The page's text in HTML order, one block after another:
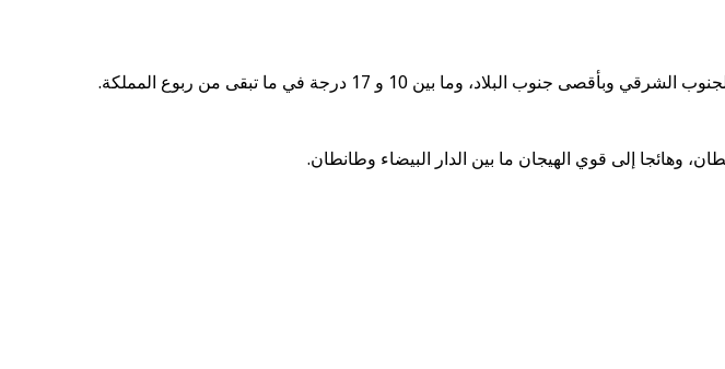
وهائجا إلى قوي الهيجان ما بين الدار البيضاء وطانطان.